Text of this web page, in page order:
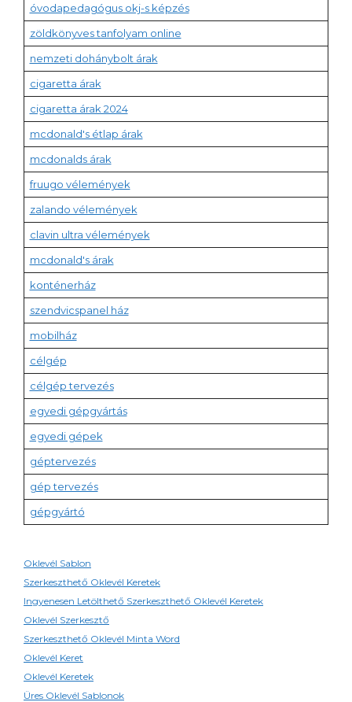
óvodapedagógus okj-s képzés
zöldkönyves tanfolyam online
nemzeti dohánybolt árak
cigaretta árak
cigaretta árak 2024
mcdonald's étlap árak
mcdonalds árak
fruugo vélemények
zalando vélemények
clavin ultra vélemények
mcdonald's árak
konténerház
szendvicspanel ház
mobilház
célgép
célgép tervezés
egyedi gépgyártás
egyedi gépek
géptervezés
gép tervezés
gépgyártó
Oklevél Sablon
Szerkeszthető Oklevél Keretek
Ingyenesen Letölthető Szerkeszthető Oklevél Keretek
Oklevél Szerkesztő
Szerkeszthető Oklevél Minta Word
Oklevél Keret
Oklevél Keretek
Üres Oklevél Sablonok